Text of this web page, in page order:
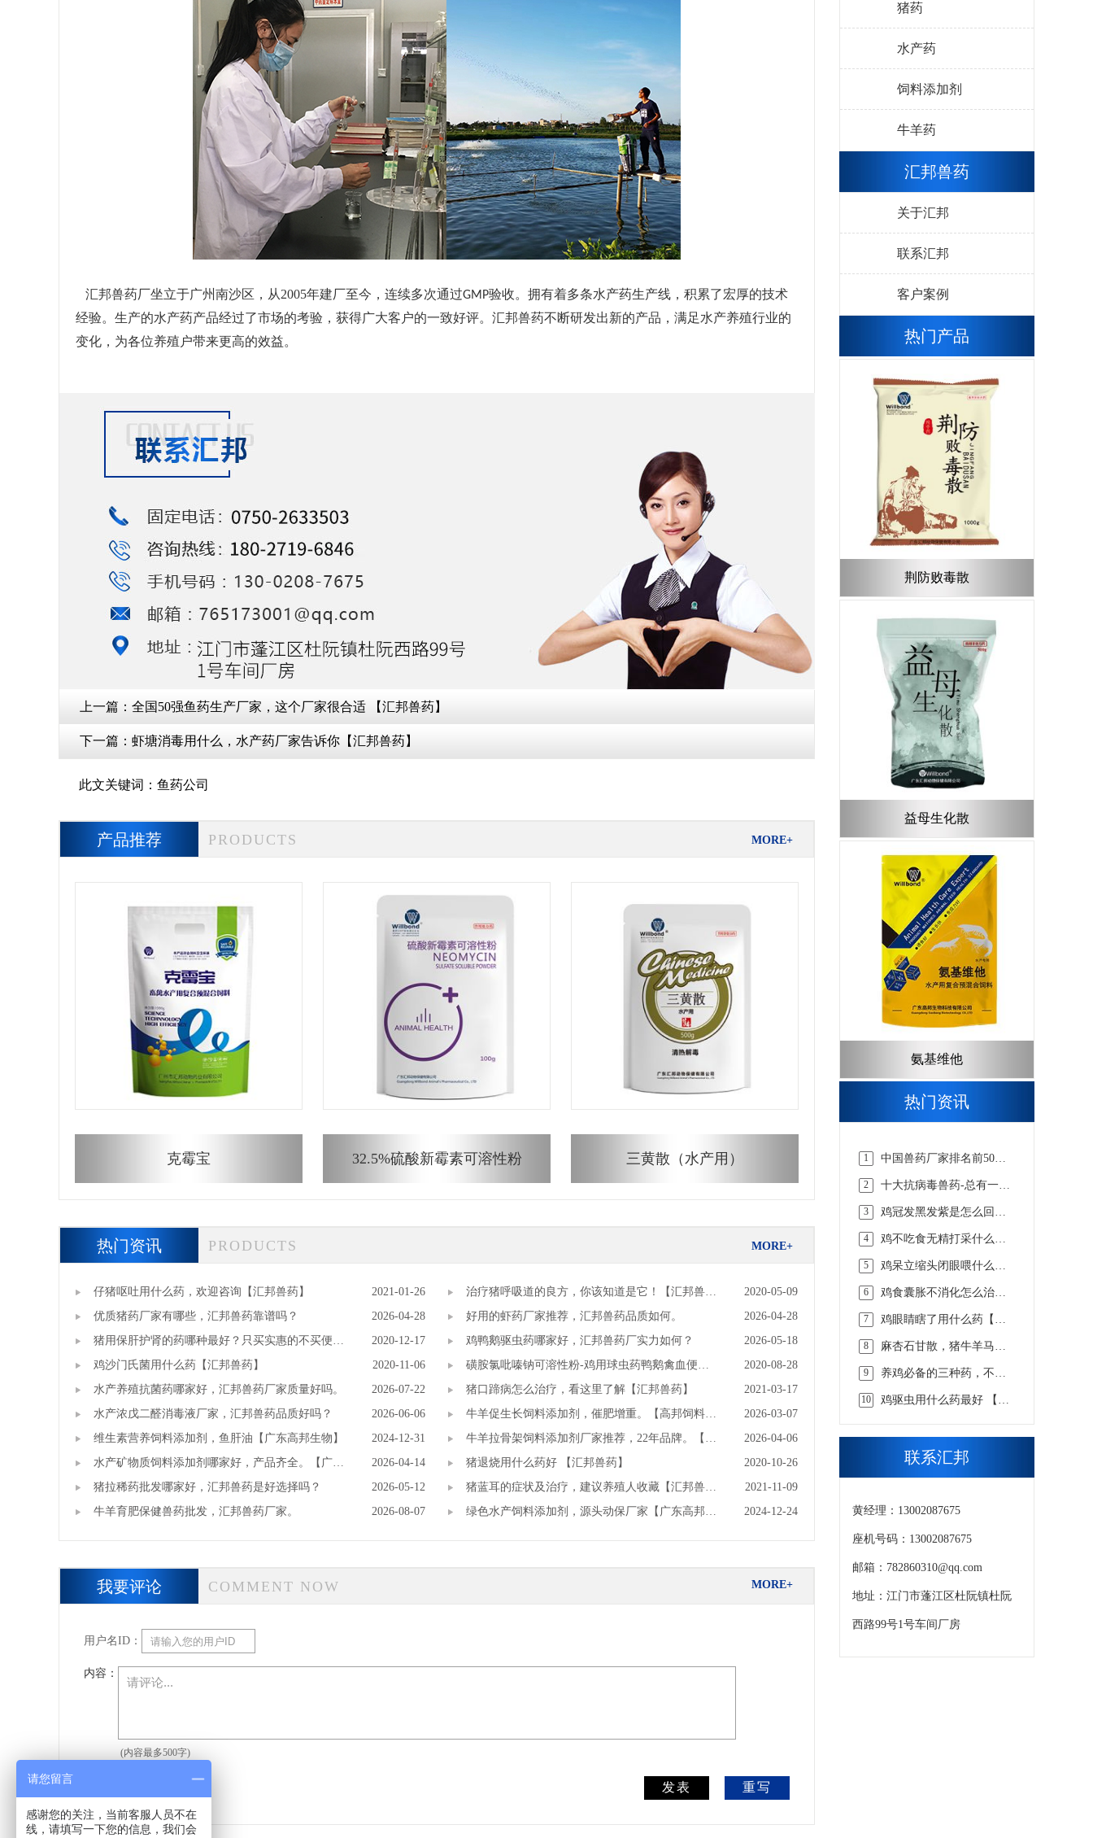
汇邦兽药厂坐立于广州南沙区，从2005年建厂至今，连续多次通过GMP验收。拥有着多条水产药生产线，积累了宏厚的技术
经验。生产的水产药产品经过了市场的考验，获得广大客户的一致好评。汇邦兽药不断研发出新的产品，满足水产养殖行业的
变化，为各位养殖户带来更高的效益。
上一篇： 全国50强鱼药生产厂家，这个厂家很合适 【汇邦兽药】
下一篇： 虾塘消毒用什么，水产药厂家告诉你【汇邦兽药】
此文关键词： 鱼药公司
产品推荐 PRODUCTS MORE+
克霉宝 32.5%硫酸新霉素可溶性粉 三黄散（水产用）
热门资讯 PRODUCTS MORE+
仔猪呕吐用什么药，欢迎咨询【汇邦兽药】 2021-01-26
治疗猪呼吸道的良方，你该知道是它！【汇邦兽
药】
2020-05-09
优质猪药厂家有哪些，汇邦兽药靠谱吗？
2026-04-28 好用的虾药厂家推荐，汇邦兽药品质如何。
2026-04-28
猪用保肝护肾的药哪种最好？只买实惠的不买便宜
的【汇邦兽药】
2020-12-17 鸡鸭鹅驱虫药哪家好，汇邦兽药厂实力如何？
2026-05-18
鸡沙门氏菌用什么药【汇邦兽药】
2020-11-06
磺胺氯吡嗪钠可溶性粉-鸡用球虫药鸭鹅禽血便驱
虫兽药
2020-08-28
水产养殖抗菌药哪家好，汇邦兽药厂家质量好吗。
2026-07-22 猪口蹄病怎么治疗，看这里了解【汇邦兽药】
2021-03-17
水产浓戊二醛消毒液厂家，汇邦兽药品质好吗？
2026-06-06
牛羊促生长饲料添加剂，催肥增重。【高邦饲料添
加剂厂】
2026-03-07
维生素营养饲料添加剂，鱼肝油【广东高邦生物】
2024-12-31
牛羊拉骨架饲料添加剂厂家推荐，22年品牌。【广
东高邦生物】
2026-04-06
水产矿物质饲料添加剂哪家好，产品齐全。【广东
高邦生物】
2026-04-14 猪退烧用什么药好 【汇邦兽药】
2020-10-26
猪拉稀药批发哪家好，汇邦兽药是好选择吗？
2026-05-12
猪蓝耳的症状及治疗，建议养殖人收藏【汇邦兽
药】
2021-11-09
牛羊育肥保健兽药批发，汇邦兽药厂家。
2026-08-07
绿色水产饲料添加剂，源头动保厂家【广东高邦生
2024-12-24
我要评论 COMMENT NOW MORE+
用户名ID：
内容：
(内容最多500字)
发表 重写
猪药
水产药
饲料添加剂
牛羊药
汇邦兽药
关于汇邦
联系汇邦
客户案例
热门产品
荆防败毒散
益母生化散
氨基维他
热门资讯
1
中国兽药厂家排名前50
药】
2
十大抗病毒兽药-总有一款
3
鸡冠发黑发紫是怎么回事
合适 【汇邦兽药】
4
鸡不吃食无精打采什么病
5
鸡呆立缩头闭眼喂什么药
6
鸡食囊胀不消化怎么治，
药】
7
鸡眼睛瞎了用什么药【汇
8
麻杏石甘散，猪牛羊马兔
9
养鸡必备的三种药，不知
10
鸡驱虫用什么药最好 【汇
联系汇邦
黄经理：13002087675
座机号码：13002087675
邮箱：782860310@qq.com
地址：江门市蓬江区杜阮镇杜阮
西路99号1号车间厂房
请您留言
感谢您的关注，当前客服人员不在
线，请填写一下您的信息，我们会